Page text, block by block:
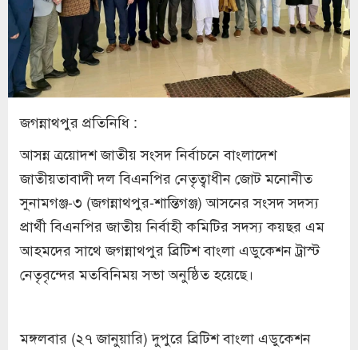
জগন্নাথপুর প্রতিনিধি :
আসন্ন ত্রয়োদশ জাতীয় সংসদ নির্বাচনে বাংলাদেশ
জাতীয়তাবাদী দল বিএনপির নেতৃত্বাধীন জোট মনোনীত
সুনামগঞ্জ-৩ (জগন্নাথপুর-শান্তিগঞ্জ) আসনের সংসদ সদস্য
প্রার্থী বিএনপির জাতীয় নির্বাহী কমিটির সদস্য কয়ছর এম
আহমদের সাথে জগন্নাথপুর ব্রিটিশ বাংলা এডুকেশন ট্রাস্ট
নেতৃবৃন্দের মতবিনিময় সভা অনুষ্ঠিত হয়েছে।
মঙ্গলবার (২৭ জানুয়ারি) দুপুরে ব্রিটিশ বাংলা এডুকেশন